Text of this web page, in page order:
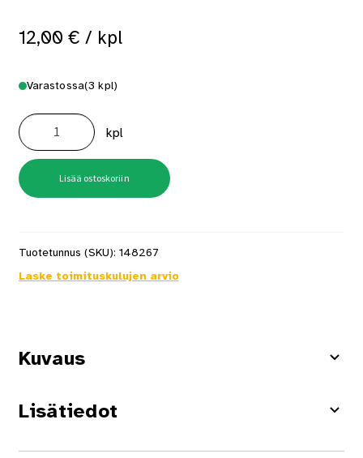
12,00 € / kpl
Varastossa(3 kpl)
Hiomanauha
75X533
K80
määrä
kpl
Lisää ostoskoriin
Tuotetunnus (SKU): 148267
Laske toimituskulujen arvio
Kuvaus
Lisätiedot